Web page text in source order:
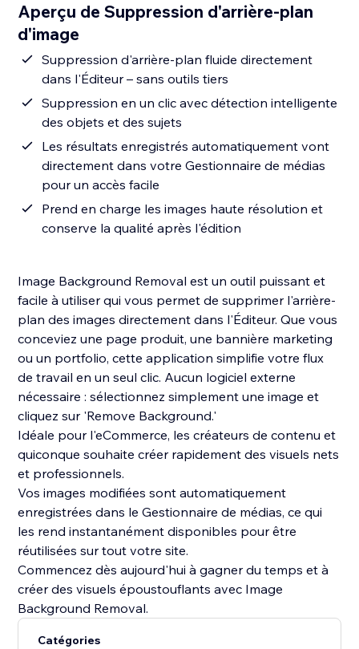
Aperçu de Suppression d'arrière-plan
d'image
Suppression d'arrière-plan fluide directement
dans l'Éditeur – sans outils tiers
Suppression en un clic avec détection intelligente
des objets et des sujets
Les résultats enregistrés automatiquement vont
directement dans votre Gestionnaire de médias
pour un accès facile
Prend en charge les images haute résolution et
conserve la qualité après l'édition
Image Background Removal est un outil puissant et
facile à utiliser qui vous permet de supprimer l'arrière-
plan des images directement dans l'Éditeur. Que vous
conceviez une page produit, une bannière marketing
ou un portfolio, cette application simplifie votre flux
de travail en un seul clic. Aucun logiciel externe
nécessaire : sélectionnez simplement une image et
cliquez sur 'Remove Background.'
Idéale pour l'eCommerce, les créateurs de contenu et
quiconque souhaite créer rapidement des visuels nets
et professionnels.
Vos images modifiées sont automatiquement
enregistrées dans le Gestionnaire de médias, ce qui
les rend instantanément disponibles pour être
réutilisées sur tout votre site.
Commencez dès aujourd'hui à gagner du temps et à
créer des visuels époustouflants avec Image
Background Removal.
Catégories